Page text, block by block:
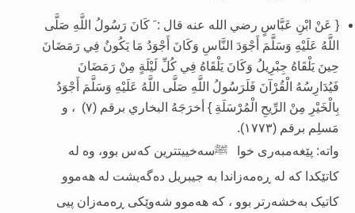
{ عَنْ ابْنِ عَبَّاسٍ رضي الله عنه قال : َ كَانَ رَسُولُ اللَّهِ صَلَّى
اللَّهُ عَلَيْهِ وَسَلَّمَ أَجْوَدَ النَّاسِ وَكَانَ أَجْوَدُ مَا يَكُونُ فِي رَمَضَانَ
حِينَ يَلْقَاهُ جِبْرِيلُ وَكَانَ يَلْقَاهُ فِي كُلِّ لَيْلَةٍ مِنْ رَمَضَانَ
فَيُدَارِسُهُ الْقُرْآنَ فَلَرَسُولُ اللَّهِ صَلَّى اللَّهُ عَلَيْهِ وَسَلَّمَ أَجْوَدُ
بِالْخَيْرِ مِنْ الرِّيحِ الْمُرْسَلَةِ }
أخرَجَهُ البخاري برقم (٧) ، و
مَسلِم برقم (١٧٧٣).
واتە: پێغەمبەرى خوا ﷺسەخييتترین کەس بوو، وە لە
کاتێکدا کە لە ڕەمەزاندا بە جیبریل دەگەیشت لە هەموو
کاتیک بەخشەرتر بوو ، کە هەموو شەوێکى ڕەمەزان پیی